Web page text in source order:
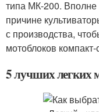
типа МК-200. Вполне
причине
с производства,
мотоблоков компакт-
5 лучших легких